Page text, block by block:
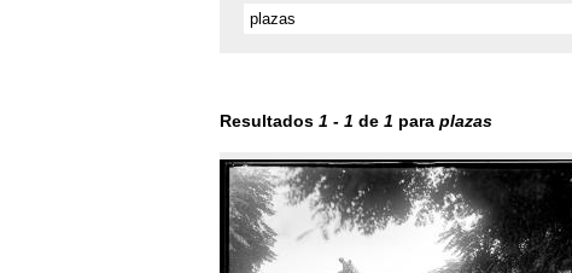
Resultados 1 - 1 de 1 para plazas